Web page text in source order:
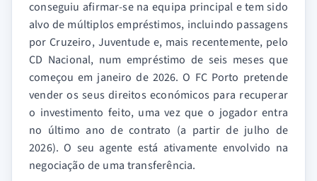
conseguiu afirmar-se na equipa principal e tem sido
alvo de múltiplos empréstimos, incluindo passagens
por Cruzeiro, Juventude e, mais recentemente, pelo
CD Nacional, num empréstimo de seis meses que
começou em janeiro de 2026. O FC Porto pretende
vender os seus direitos económicos para recuperar
o investimento feito, uma vez que o jogador entra
no último ano de contrato (a partir de julho de
2026). O seu agente está ativamente envolvido na
negociação de uma transferência.